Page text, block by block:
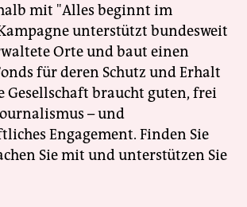
mit "Alles beginnt im
unterstützt bundesweit
Orte und baut einen
für deren Schutz und Erhalt
Gesellschaft braucht guten, frei
– und
Engagement. Finden Sie
Sie mit und unterstützen Sie